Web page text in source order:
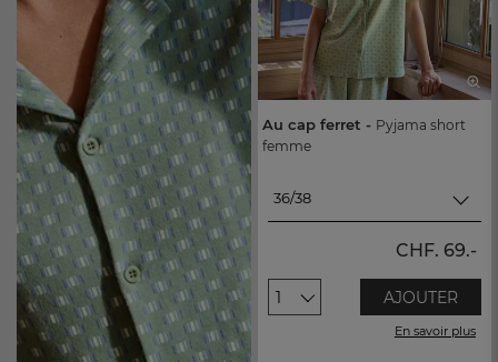
Au cap ferret - Pyjama short
femme
36/38
36/38
44/46
CHF. 69.-
1 AJOUTER
En savoir plus